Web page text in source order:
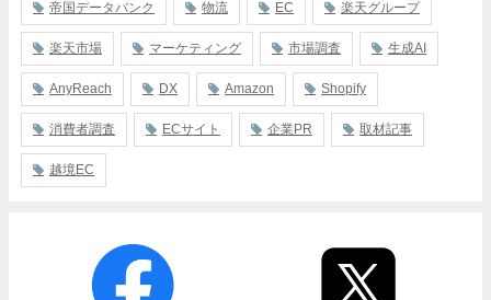
帝国データバンク 物流 EC 楽天グループ
楽天市場 マーケティング 市場調査 生成AI
AnyReach DX Amazon Shopify
消費者調査 ECサイト 企業PR 取材記事
越境EC